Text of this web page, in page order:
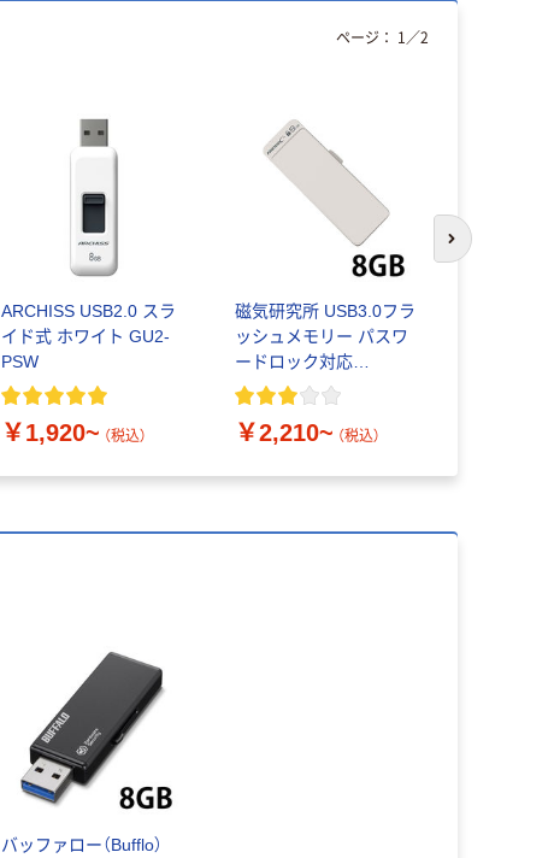
ARCHISS USB2.0 スラ
イド式 ホワイト GU2-
PSW
￥1,920~ （税込）
磁気研究所 USB3.0フラ
ッシュメモリー パスワ
ードロック対応
HDUF127S
￥2,210~ （税込）
ページ： 1 ／2
次のスライド
バッファロー（Bufflo）